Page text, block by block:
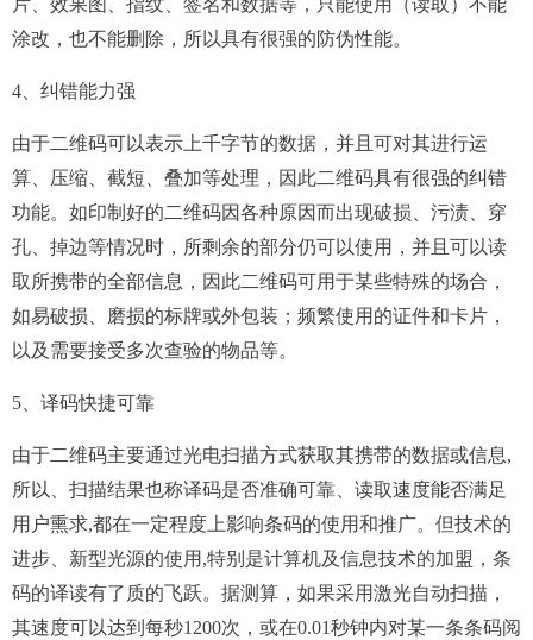
片、效果图、指纹、签名和数据等，只能使用（读取）不能
涂改，也不能删除，所以具有很强的防伪性能。
4、纠错能力强
由于二维码可以表示上千字节的数据，并且可对其进行运
算、压缩、截短、叠加等处理，因此二维码具有很强的纠错
功能。如印制好的二维码因各种原因而出现破损、污渍、穿
孔、掉边等情况时，所剩余的部分仍可以使用，并且可以读
取所携带的全部信息，因此二维码可用于某些特殊的场合，
如易破损、磨损的标牌或外包装；频繁使用的证件和卡片，
以及需要接受多次查验的物品等。
5、译码快捷可靠
由于二维码主要通过光电扫描方式获取其携带的数据或信息,
所以、扫描结果也称译码是否准确可靠、读取速度能否满足
用户熏求,都在一定程度上影响条码的使用和推广。但技术的
进步、新型光源的使用,特别是计算机及信息技术的加盟，条
码的译读有了质的飞跃。据测算，如果采用激光自动扫描，
其速度可以达到每秒1200次，或在0.01秒钟内对某一条条码阅